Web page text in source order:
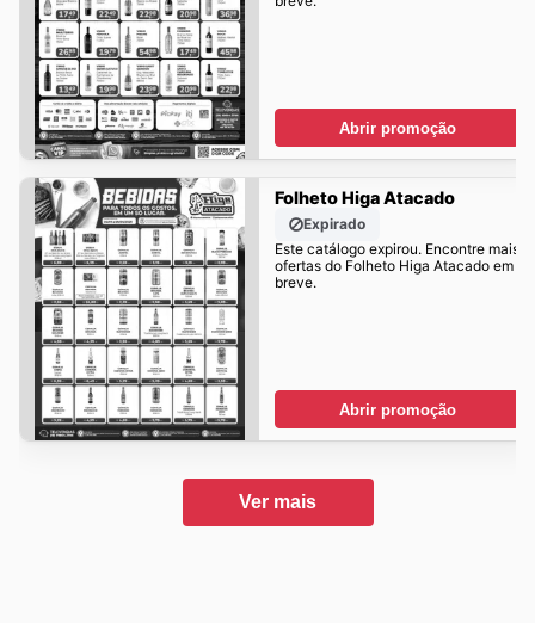
Abrir promoção
Folheto Higa Atacado
Expirado
Este catálogo expirou. Encontre mais
ofertas do Folheto Higa Atacado em
breve.
Abrir promoção
Ver mais